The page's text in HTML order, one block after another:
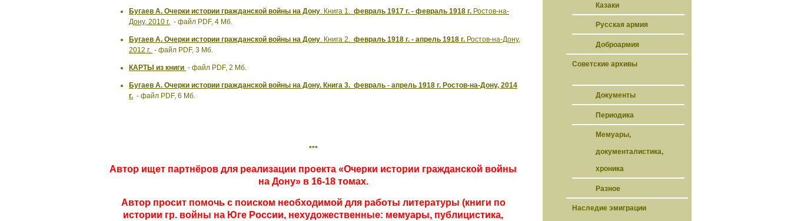
Казаки
Русская армия
Доброармия
Советские архивы
Документы
Периодика
Мемуары,
документалистика,
хроника
Разное
Наследие эмиграции
Бугаев А. Очерки истории гражданской войны на Дону. Книга 1. февраль 1917 г. - февраль 1918 г. Ростов-на-
Дону, 2010 г. - файл PDF, 4 Мб.
Бугаев А. Очерки истории гражданской войны на Дону. Книга 2. февраль 1918 г. - апрель 1918 г. Ростов-на-Дону,
2012 г. - файл PDF, 3 Мб.
КАРТЫ из книги - файл PDF, 2 Мб.
Бугаев А. Очерки истории гражданской войны на Дону. Книга 3. февраль - апрель 1918 г. Ростов-на-Дону, 2014
г. - файл PDF, 6 Мб.
***
Автор ищет партнёров для реализации проекта «Очерки истории гражданской войны
на Дону» в 16-18 томах.
Автор просит помочь с поиском необходимой для работы литературы (книги по
истории гр. войны на Юге России, нехудожественные: мемуары, публицистика,